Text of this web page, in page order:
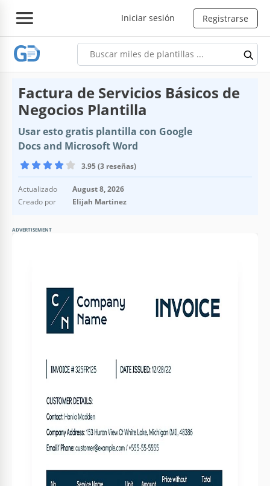
Iniciar sesión Registrarse
Factura de Servicios Básicos de
Negocios Plantilla
Usar esto gratis plantilla con Google
Docs and Microsoft Word
3.95 (3 reseñas)
Actualizado
August 8, 2026
Creado por
Elijah Martinez
ADVERTISEMENT